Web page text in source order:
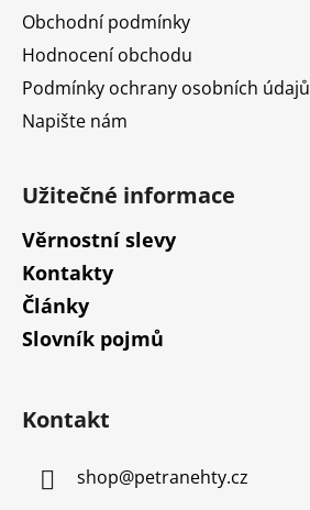
Obchodní podmínky
Hodnocení obchodu
Podmínky ochrany osobních údajů
Napište nám
Užitečné informace
Věrnostní slevy
Kontakty
Články
Slovník pojmů
Kontakt
shop@petranehty.cz